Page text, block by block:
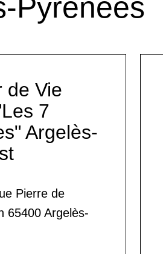
Pyrénées
de Vie
7
Argelès-
Pierre de
65400 Argelès-